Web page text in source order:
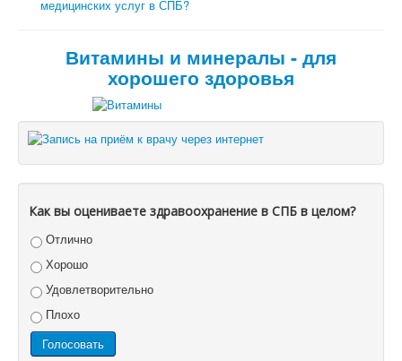
медицинских услуг в СПБ?
Витамины и минералы - для
хорошего здоровья
Как вы оцениваете здравоохранение в СПБ в целом?
Отлично
Хорошо
Удовлетворительно
Плохо